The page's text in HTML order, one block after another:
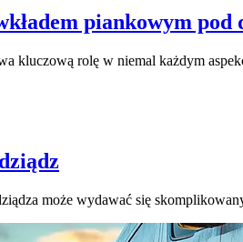
piankowym
kluczową rolę w niemal każdym
może wydawać się